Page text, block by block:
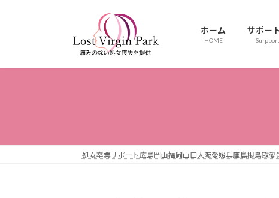
ホーム
HOME
サポー
処女卒業サポート広島岡山福岡山口大阪愛媛兵庫島根鳥取